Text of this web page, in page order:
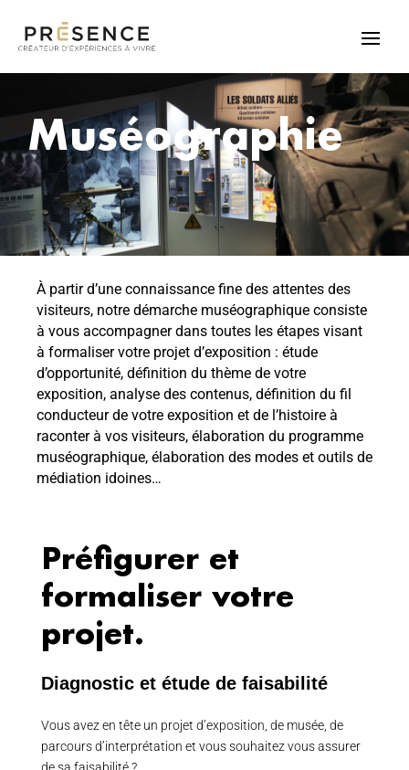
Muséographie
À partir d’une connaissance fine des attentes des
visiteurs, notre démarche muséographique consiste
à vous accompagner dans toutes les étapes visant
à formaliser votre projet d’exposition : étude
d’opportunité, définition du thème de votre
exposition, analyse des contenus, définition du fil
conducteur de votre exposition et de l’histoire à
raconter à vos visiteurs, élaboration du programme
muséographique, élaboration des modes et outils de
médiation idoines…
Préfigurer et
formaliser votre
projet.
Diagnostic et étude de faisabilité
Vous avez en tête un projet d’exposition, de musée, de
parcours d’interprétation et vous souhaitez vous assurer